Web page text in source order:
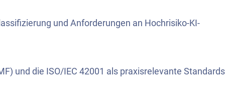
und Anforderungen an Hochrisiko-KI-
und die ISO/IEC 42001 als praxisrelevante Standards